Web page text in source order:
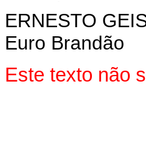
ERNESTO
Euro Brandão
Este texto não